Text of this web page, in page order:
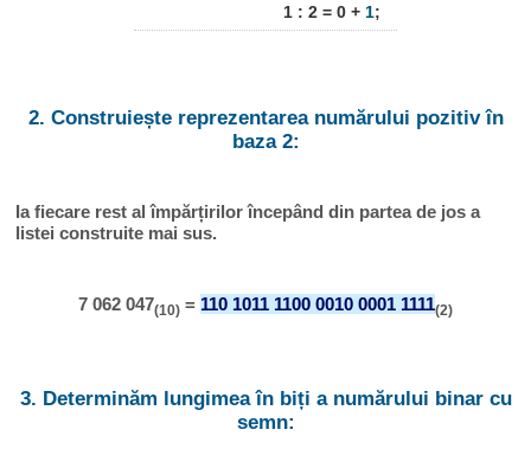
1 : 2 = 0 + 1;
2. Construiește reprezentarea numărului pozitiv în
baza 2:
Ia fiecare rest al împărțirilor începând din partea de jos a
listei construite mai sus.
7 062 047(10) = 110 1011 1100 0010 0001 1111(2)
3. Determinăm lungimea în biți a numărului binar cu
semn: